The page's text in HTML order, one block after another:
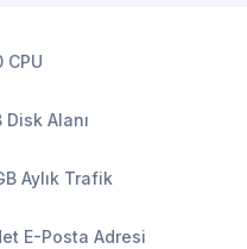
CPU
Disk Alanı
Aylık Trafik
E-Posta Adresi